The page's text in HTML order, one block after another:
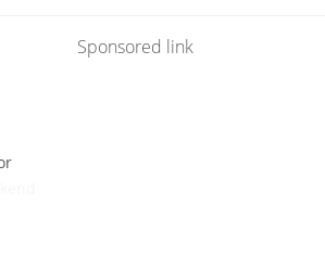
Sponsored link